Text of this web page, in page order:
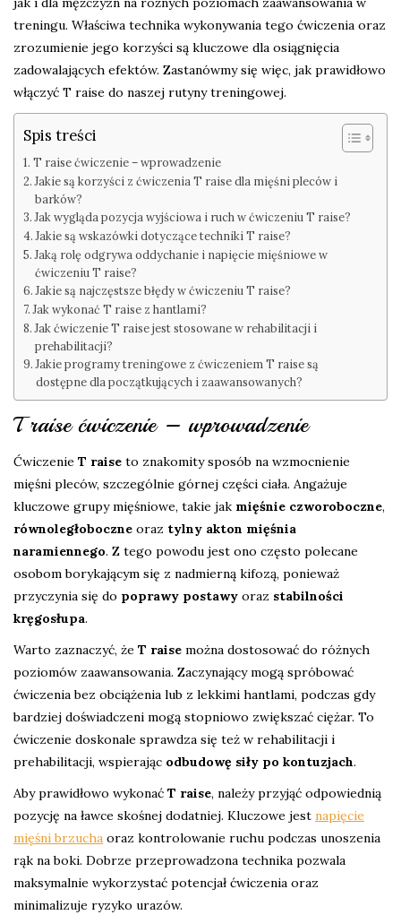
treningu. Właściwa technika wykonywania tego ćwiczenia oraz
zrozumienie jego korzyści są kluczowe dla osiągnięcia
zadowalających efektów. Zastanówmy się więc, jak prawidłowo
włączyć T raise do naszej rutyny treningowej.
Spis treści
T raise ćwiczenie – wprowadzenie
Jakie są korzyści z ćwiczenia T raise dla mięśni pleców i
barków?
Jak wygląda pozycja wyjściowa i ruch w ćwiczeniu T raise?
Jakie są wskazówki dotyczące techniki T raise?
Jaką rolę odgrywa oddychanie i napięcie mięśniowe w
ćwiczeniu T raise?
Jakie są najczęstsze błędy w ćwiczeniu T raise?
Jak wykonać T raise z hantlami?
Jak ćwiczenie T raise jest stosowane w rehabilitacji i
prehabilitacji?
Jakie programy treningowe z ćwiczeniem T raise są
dostępne dla początkujących i zaawansowanych?
T raise ćwiczenie – wprowadzenie
Ćwiczenie T raise to znakomity sposób na wzmocnienie
mięśni pleców, szczególnie górnej części ciała. Angażuje
kluczowe grupy mięśniowe, takie jak mięśnie czworoboczne,
równoległoboczne oraz tylny akton mięśnia
naramiennego. Z tego powodu jest ono często polecane
osobom borykającym się z nadmierną kifozą, ponieważ
przyczynia się do poprawy postawy oraz stabilności
kręgosłupa.
Warto zaznaczyć, że T raise można dostosować do różnych
poziomów zaawansowania. Zaczynający mogą spróbować
ćwiczenia bez obciążenia lub z lekkimi hantlami, podczas gdy
bardziej doświadczeni mogą stopniowo zwiększać ciężar. To
ćwiczenie doskonale sprawdza się też w rehabilitacji i
prehabilitacji, wspierając odbudowę siły po kontuzjach.
Aby prawidłowo wykonać T raise, należy przyjąć odpowiednią
pozycję na ławce skośnej dodatniej. Kluczowe jest napięcie
mięśni brzucha oraz kontrolowanie ruchu podczas unoszenia
rąk na boki. Dobrze przeprowadzona technika pozwala
maksymalnie wykorzystać potencjał ćwiczenia oraz
minimalizuje ryzyko urazów.